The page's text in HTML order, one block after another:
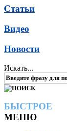
Статьи
Видео
Новости
Искать...
БЫСТРОЕ
МЕНЮ